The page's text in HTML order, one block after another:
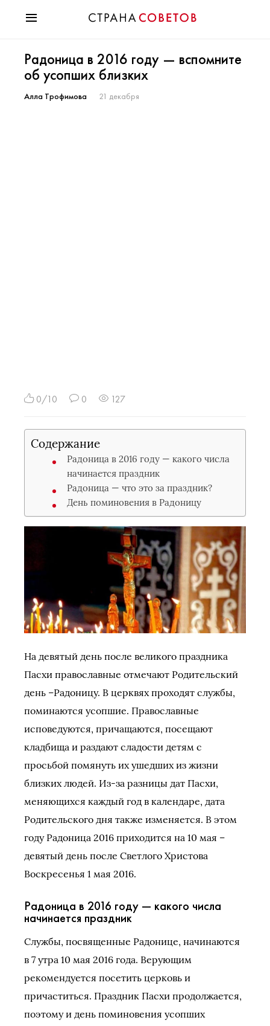
Мода
Звезды
Гороскопы
Радоница в 2016 году — вспомните
об усопших близких
Алла Трофимова 21 декабря
0/10 0 127
Содержание
Радоница в 2016 году — какого числа
начинается праздник
Радоница — что это за праздник?
День поминовения в Радоницу
На девятый день после великого праздника
Пасхи православные отмечают Родительский
день –Радоницу. В церквях проходят службы,
поминаются усопшие. Православные
исповедуются, причащаются, посещают
кладбища и раздают сладости детям с
просьбой помянуть их ушедших из жизни
близких людей. Из-за разницы дат Пасхи,
меняющихся каждый год в календаре, дата
Родительского дня также изменяется. В этом
году Радоница 2016 приходится на 10 мая –
девятый день после Светлого Христова
Воскресенья 1 мая 2016.
Радоница в 2016 году — какого числа
начинается праздник
Службы, посвященные Радонице, начинаются
в 7 утра 10 мая 2016 года. Верующим
рекомендуется посетить церковь и
причаститься. Праздник Пасхи продолжается,
поэтому и день поминовения усопших